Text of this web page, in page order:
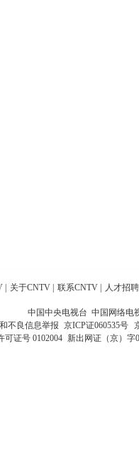
关于CNTV 联系CNTV 人才招聘
中国中央电视台 中国网络电
不良信息举报 京ICP证060535号
可证号 0102004 新出网证（京）